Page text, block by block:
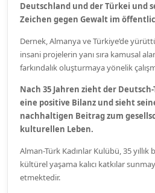
Deutschland und der Türkei und
Zeichen gegen Gewalt im
Dernek, Almanya ve Türkiye’de
insani projelerin yanı sıra kamusal
farkındalık oluşturmaya yönelik
Nach 35 Jahren zieht der
eine positive Bilanz und sieht
nachhaltigen Beitrag zum
kulturellen Leben.
Alman-Türk Kadınlar Kulübü, 35
kültürel yaşama kalıcı katkılar
etmektedir.